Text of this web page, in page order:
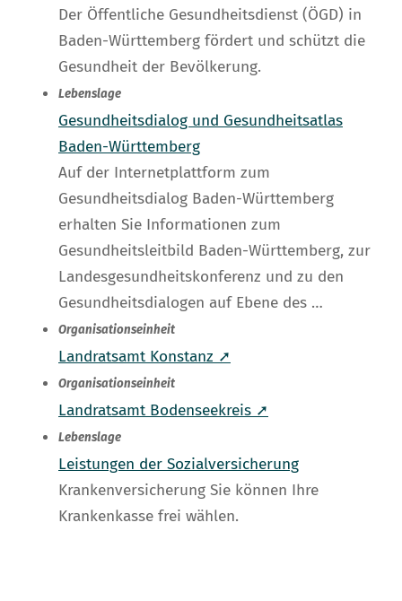
Der Öffentliche Gesundheitsdienst (ÖGD) in
Baden-Württemberg fördert und schützt die
Gesundheit der Bevölkerung.
Lebenslage
Gesundheitsdialog und Gesundheitsatlas
Baden-Württemberg
Auf der Internetplattform zum
Gesundheitsdialog Baden-Württemberg
erhalten Sie Informationen zum
Gesundheitsleitbild Baden-Württemberg, zur
Landesgesundheitskonferenz und zu den
Gesundheitsdialogen auf Ebene des …
Organisationseinheit
Landratsamt Konstanz ➚
Organisationseinheit
Landratsamt Bodenseekreis ➚
Lebenslage
Leistungen der Sozialversicherung
Krankenversicherung Sie können Ihre
Krankenkasse frei wählen.